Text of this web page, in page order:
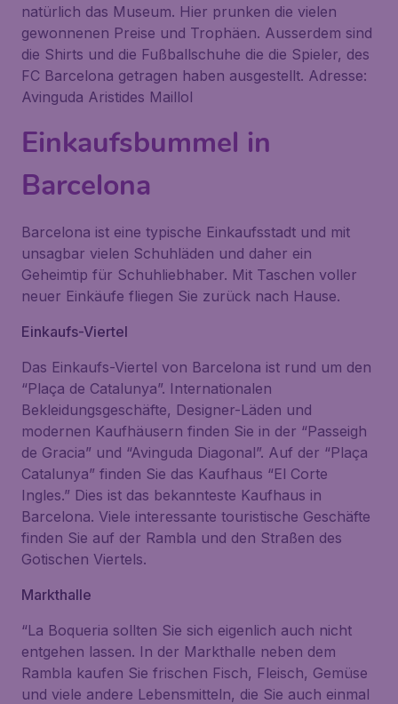
natürlich das Museum. Hier prunken die vielen
gewonnenen Preise und Trophäen. Ausserdem sind
die Shirts und die Fußballschuhe die die Spieler, des
FC Barcelona getragen haben ausgestellt. Adresse:
Avinguda Aristides Maillol
Einkaufsbummel in
Barcelona
Barcelona ist eine typische Einkaufsstadt und mit
unsagbar vielen Schuhläden und daher ein
Geheimtip für Schuhliebhaber. Mit Taschen voller
neuer Einkäufe fliegen Sie zurück nach Hause.
Einkaufs-Viertel
Das Einkaufs-Viertel von Barcelona ist rund um den
“Plaça de Catalunya”. Internationalen
Bekleidungsgeschäfte, Designer-Läden und
modernen Kaufhäusern finden Sie in der “Passeigh
de Gracia” und “Avinguda Diagonal”. Auf der “Plaça
Catalunya” finden Sie das Kaufhaus “El Corte
Ingles.” Dies ist das bekannteste Kaufhaus in
Barcelona. Viele interessante touristische Geschäfte
finden Sie auf der Rambla und den Straßen des
Gotischen Viertels.
Markthalle
“La Boqueria sollten Sie sich eigenlich auch nicht
entgehen lassen. In der Markthalle neben dem
Rambla kaufen Sie frischen Fisch, Fleisch, Gemüse
und viele andere Lebensmitteln, die Sie auch einmal